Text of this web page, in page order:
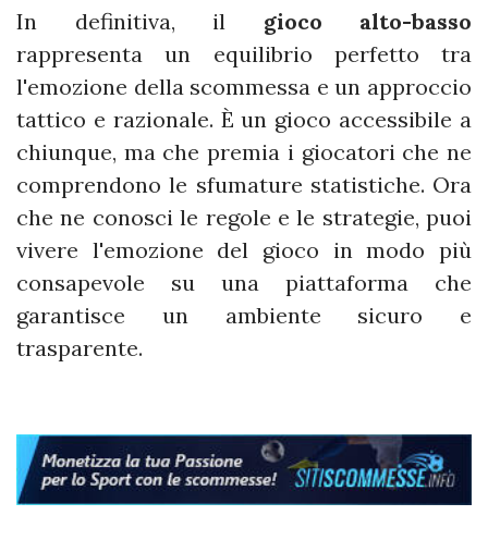
In definitiva, il gioco alto-basso
rappresenta un equilibrio perfetto tra
l'emozione della scommessa e un approccio
tattico e razionale. È un gioco accessibile a
chiunque, ma che premia i giocatori che ne
comprendono le sfumature statistiche. Ora
che ne conosci le regole e le strategie, puoi
vivere l'emozione del gioco in modo più
consapevole su una piattaforma che
garantisce un ambiente sicuro e
trasparente.